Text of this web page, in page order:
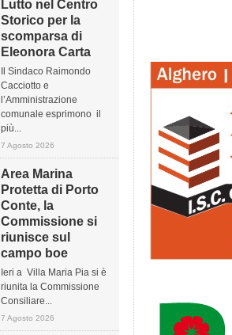
Lutto nel Centro
Storico per la
scomparsa di
Eleonora Carta
Il Sindaco Raimondo
Cacciotto e
l’Amministrazione
comunale esprimono il
più...
7 Agosto 2026
Area Marina
Protetta di Porto
Conte, la
Commissione si
riunisce sul
campo boe
Ieri a Villa Maria Pia si è
riunita la Commissione
Consiliare...
7 Agosto 2026